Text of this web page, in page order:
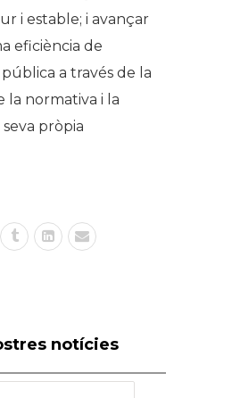
i estable; i avançar
eficiència de
pública a través de la
la normativa i la
pròpia
notícies